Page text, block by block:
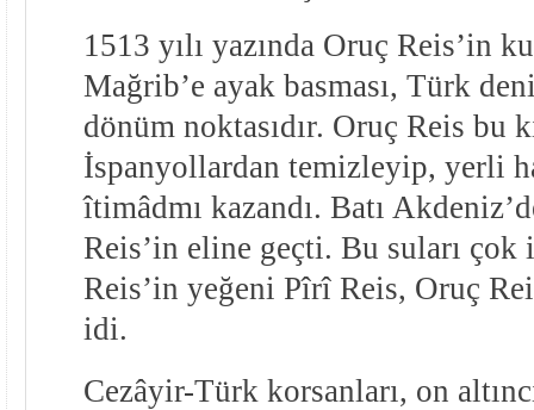
1513 yılı yazında Oruç Reis’in
Mağrib’e ayak basması, Türk
dönüm noktasıdır. Oruç Reis bu
İspanyollardan temizleyip, yerli
îtimâdmı kazandı. Batı
Reis’in eline geçti. Bu suları
Reis’in yeğeni Pîrî Reis, Oruç
idi.
Cezâyir-Türk korsanları, on